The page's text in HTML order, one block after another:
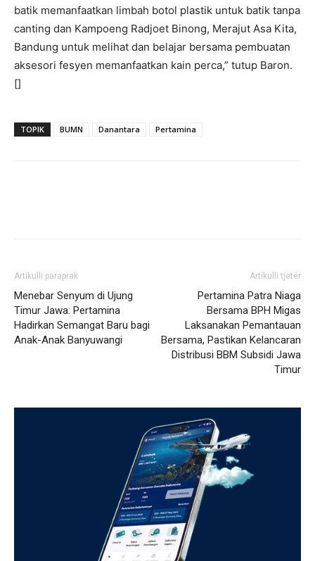
batik memanfaatkan limbah botol plastik untuk batik tanpa
canting dan Kampoeng Radjoet Binong, Merajut Asa Kita,
Bandung untuk melihat dan belajar bersama pembuatan
aksesori fesyen memanfaatkan kain perca,” tutup Baron.
[]
TOPIK BUMN Danantara Pertamina
Artikulli paraprak
​Menebar Senyum di Ujung
Timur Jawa: Pertamina
Hadirkan Semangat Baru bagi
Anak-Anak Banyuwangi
Artikulli tjetër
Pertamina Patra Niaga
Bersama BPH Migas
Laksanakan Pemantauan
Bersama, Pastikan Kelancaran
Distribusi BBM Subsidi Jawa
Timur